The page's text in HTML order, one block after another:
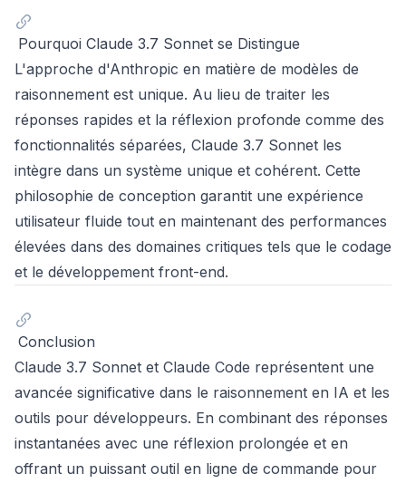
Pourquoi Claude 3.7 Sonnet se Distingue
L'approche d'Anthropic en matière de modèles de
raisonnement est unique. Au lieu de traiter les
réponses rapides et la réflexion profonde comme des
fonctionnalités séparées, Claude 3.7 Sonnet les
intègre dans un système unique et cohérent. Cette
philosophie de conception garantit une expérience
utilisateur fluide tout en maintenant des performances
élevées dans des domaines critiques tels que le codage
et le développement front-end.
Conclusion
Claude 3.7 Sonnet et Claude Code représentent une
avancée significative dans le raisonnement en IA et les
outils pour développeurs. En combinant des réponses
instantanées avec une réflexion prolongée et en
offrant un puissant outil en ligne de commande pour